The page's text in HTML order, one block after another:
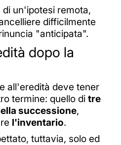
un'ipotesi remota,
difficilmente
"anticipata".
dopo la
all'eredità deve tener
termine: quello di tre
successione,
l'inventario.
tuttavia, solo ed